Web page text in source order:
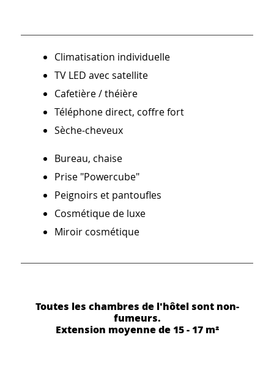
Climatisation individuelle
TV LED avec satellite
Cafetière / théière
Téléphone direct, coffre fort
Sèche-cheveux
Bureau, chaise
Prise "Powercube"
Peignoirs et pantoufles
Cosmétique de luxe
Miroir cosmétique
Toutes les chambres de l'hôtel sont non-
fumeurs.
Extension moyenne de 15 - 17 m²